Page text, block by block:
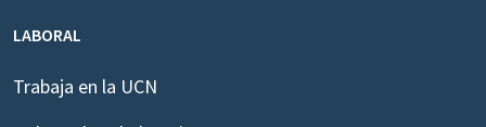
LABORAL
Trabaja en la UCN